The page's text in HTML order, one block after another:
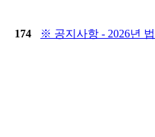
174 ※ 공지사항 - 2026년